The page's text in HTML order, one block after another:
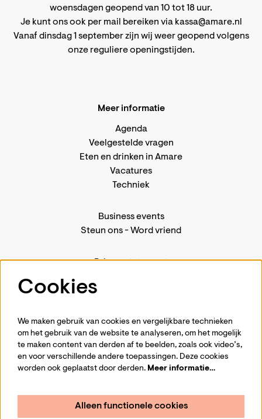
woensdagen geopend van 10 tot 18 uur.
Je kunt ons ook per mail bereiken via kassa@amare.nl
Vanaf dinsdag 1 september zijn wij weer geopend volgens
onze reguliere openingstijden.
Meer informatie
Agenda
Veelgestelde vragen
Eten en drinken in Amare
Vacatures
Techniek
Business events
Steun ons-Word vriend
Privacystatement
Volg ons
Schrijf je in voor de nieuwsbrief
Cookies
We maken gebruik van cookies en vergelijkbare technieken
om het gebruik van de website te analyseren, om het mogelijk
te maken content van derden af te beelden, zoals ook video’s,
en voor verschillende andere toepassingen. Deze cookies
worden ook geplaatst door derden. Meer informatie…
Alleen functionele cookies